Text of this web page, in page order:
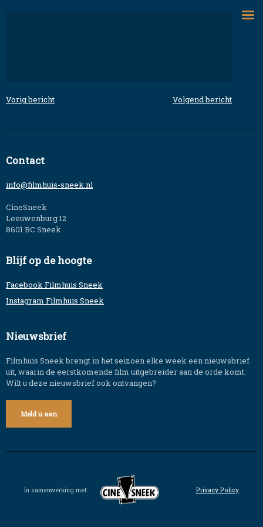
Bericht
navigatie
Vorig bericht Volgend bericht
Contact
info@filmhuis-sneek.nl
CineSneek
Leeuwenburg 12
8601 BC Sneek
Blijf op de hoogte
Facebook Filmhuis Sneek
Instagram Filmhuis Sneek
Nieuwsbrief
Filmhuis Sneek brengt in het seizoen elke week een nieuwsbrief
uit, waarin de eerstkomende film uitgebreider aan de orde komt.
Wilt u deze nieuwsbrief ook ontvangen?
Meld u aan
In samenwerking met: Privacy Policy